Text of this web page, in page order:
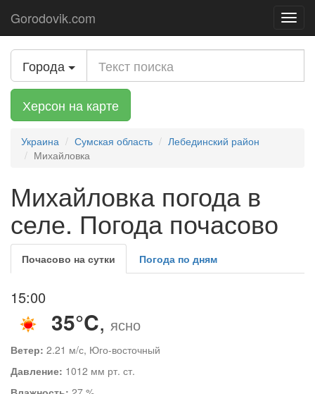
Gorodovik.com
Города
Херсон на карте
Украина Сумская область
Лебединский район
Михайловка
Михайловка погода в
селе. Погода почасово
Почасово на сутки Погода по дням
15:00
35°C, ясно
Ветер: 2.21 м/с, Юго-восточный
Давление: 1012 мм рт. ст.